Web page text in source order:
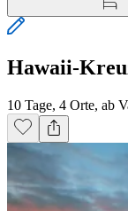
Hawaii-
10 Tage, 4 Orte, ab